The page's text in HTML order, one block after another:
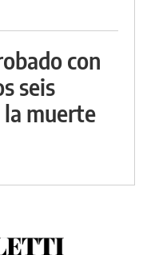
con
seis
muerte